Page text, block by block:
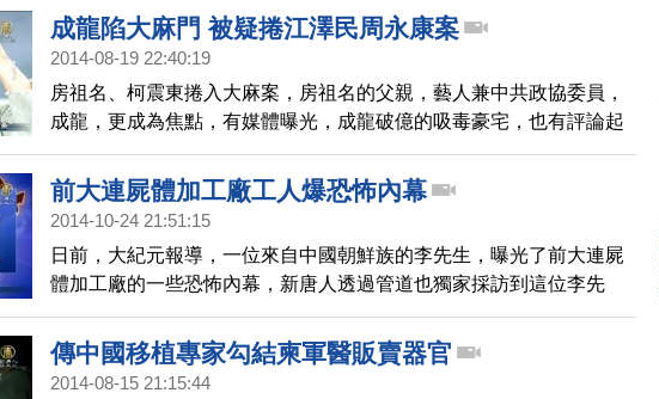
病毒重組，形成48個變種組合，而且病毒傳播力越來越強，團隊預
測，病毒可能會由華東地區不斷向南移，威脅廣東。截至目前為止，
成龍陷大麻門 被疑捲江澤民周永康案
2014-08-19 22:40:19
房祖名、柯震東捲入大麻案，房祖名的父親，藝人兼中共政協委員，
成龍，更成為焦點，有媒體曝光，成龍破億的吸毒豪宅，也有評論起
底成龍的複雜政治關係，不排除這起案件是受到清剿周永康的影響。
前大連屍體加工廠工人爆恐怖內幕
2014-10-24 21:51:15
日前，大紀元報導，一位來自中國朝鮮族的李先生，曝光了前大連屍
體加工廠的一些恐怖內幕，新唐人透過管道也獨家採訪到這位李先
生。他說自己曾經在這家屍體加工廠工作了一年半，一直到薄熙來落
馬後，屍體加工廠才關門。
傳中國移植專家勾結柬軍醫販賣器官
2014-08-15 21:15:44